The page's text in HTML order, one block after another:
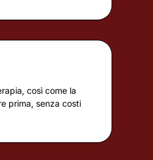
così come la
prima, senza costi